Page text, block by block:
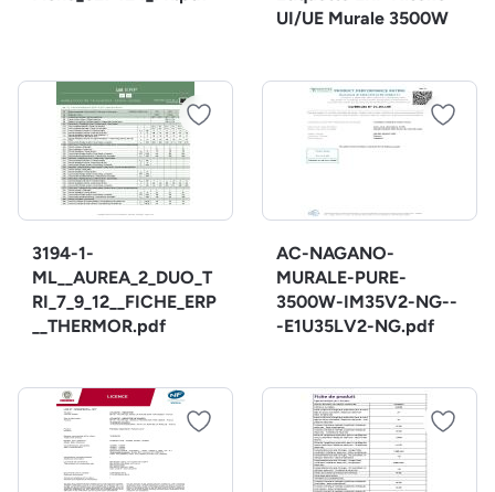
UI/UE Murale 3500W
3194-1-
ML__AUREA_2_DUO_T
RI_7_9_12__FICHE_ERP
__THERMOR.pdf
AC-NAGANO-
MURALE-PURE-
3500W-IM35V2-NG--
-E1U35LV2-NG.pdf